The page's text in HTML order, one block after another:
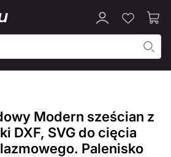
Modern sześcian z
DXF, SVG do cięcia
Palenisko